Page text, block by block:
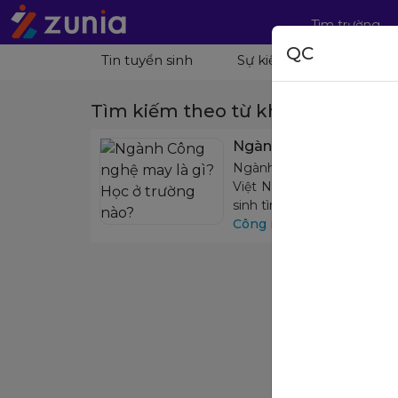
Tìm trường
Tin tuyển sinh Sự kiện
Tìm kiếm theo từ khoá: " 7540205"
Ngành Công nghệ
Ngành Công nghệ may
Việt Nam. Bài viết dưới
sinh tìm hiểu giải đáp
Công nghệ dệt, may
QC